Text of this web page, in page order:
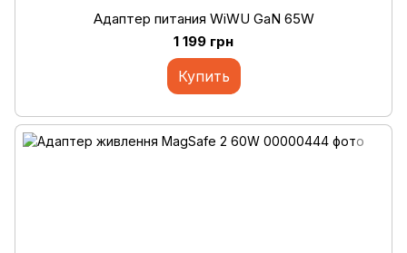
Адаптер питания WiWU GaN 65W
1 199 грн
Купить